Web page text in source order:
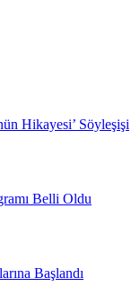
Hikayesi’ Söyleşişi
Belli Oldu
Başlandı